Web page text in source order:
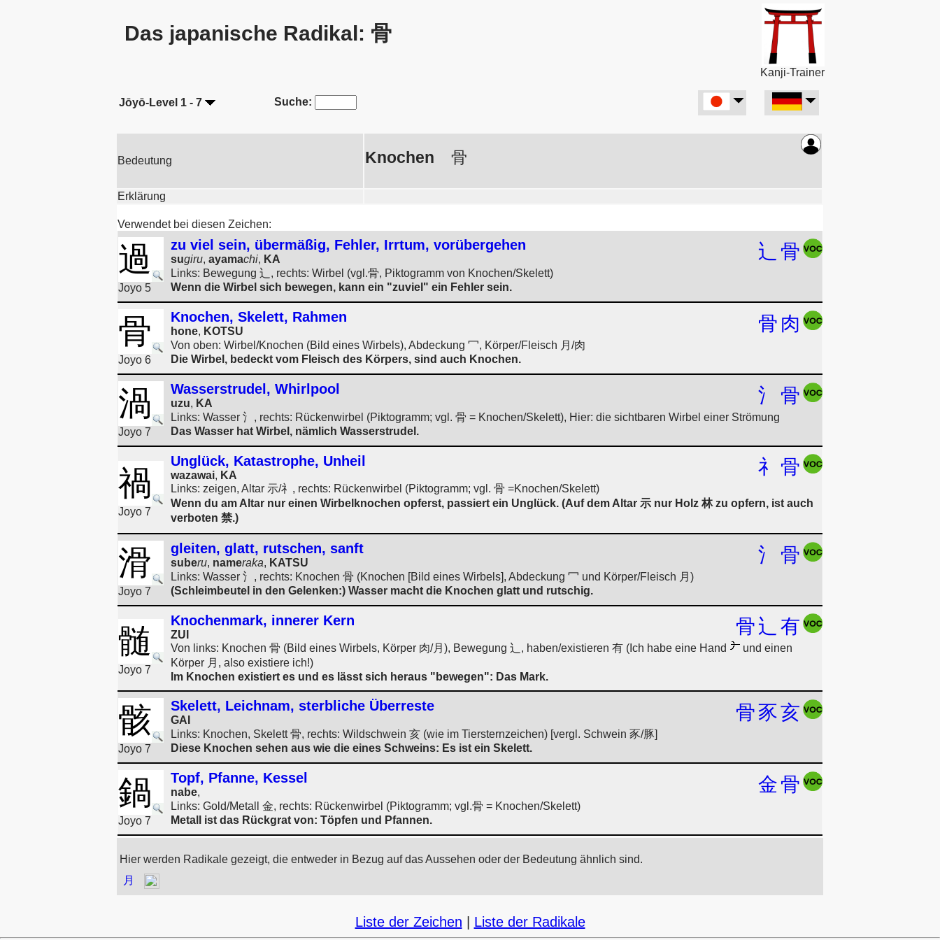
Das japanische Radikal: 骨
Kanji-Trainer
Jōyō-Level 1 - 7 Suche:
Bedeutung Knochen 骨
Erklärung
Verwendet bei diesen Zeichen:
過
Joyo 5
zu viel sein, übermäßig, Fehler, Irrtum, vorübergehen
sugiru, ayamachi, KA 辶 骨
Links: Bewegung 辶, rechts: Wirbel (vgl.骨, Piktogramm von Knochen/Skelett)
Wenn die Wirbel sich bewegen, kann ein "zuviel" ein Fehler sein.
骨
Joyo 6
Knochen, Skelett, Rahmen
hone, KOTSU 骨 肉
Von oben: Wirbel/Knochen (Bild eines Wirbels), Abdeckung 冖, Körper/Fleisch 月/肉
Die Wirbel, bedeckt vom Fleisch des Körpers, sind auch Knochen.
渦
Joyo 7
Wasserstrudel, Whirlpool
uzu, KA 氵 骨
Links: Wasser 氵, rechts: Rückenwirbel (Piktogramm; vgl. 骨 = Knochen/Skelett), Hier: die sichtbaren Wirbel einer Strömung
Das Wasser hat Wirbel, nämlich Wasserstrudel.
禍
Joyo 7
Unglück, Katastrophe, Unheil
wazawai, KA 礻 骨
Links: zeigen, Altar 示/礻, rechts: Rückenwirbel (Piktogramm; vgl. 骨 =Knochen/Skelett)
Wenn du am Altar nur einen Wirbelknochen opferst, passiert ein Unglück. (Auf dem Altar 示 nur Holz 林 zu opfern, ist auch
verboten 禁.)
滑
Joyo 7
gleiten, glatt, rutschen, sanft
suberu, nameraka, KATSU 氵 骨
Links: Wasser 氵, rechts: Knochen 骨 (Knochen [Bild eines Wirbels], Abdeckung 冖 und Körper/Fleisch 月)
(Schleimbeutel in den Gelenken:) Wasser macht die Knochen glatt und rutschig.
髄
Joyo 7
Knochenmark, innerer Kern
ZUI 骨辶 有
Von links: Knochen 骨 (Bild eines Wirbels, Körper 肉/月), Bewegung 辶, haben/existieren 有 (Ich habe eine Hand
und einen
Körper 月, also existiere ich!)
Im Knochen existiert es und es lässt sich heraus "bewegen": Das Mark.
骸
Joyo 7
Skelett, Leichnam, sterbliche Überreste
GAI 骨豕亥
Links: Knochen, Skelett 骨, rechts: Wildschwein 亥 (wie im Tiersternzeichen) [vergl. Schwein 豕/豚]
Diese Knochen sehen aus wie die eines Schweins: Es ist ein Skelett.
鍋
Joyo 7
Topf, Pfanne, Kessel
nabe, 金骨
Links: Gold/Metall 金, rechts: Rückenwirbel (Piktogramm; vgl.骨 = Knochen/Skelett)
Metall ist das Rückgrat von: Töpfen und Pfannen.
Hier werden Radikale gezeigt, die entweder in Bezug auf das Aussehen oder der Bedeutung ähnlich sind.
月
Liste der Zeichen Liste der Radikale